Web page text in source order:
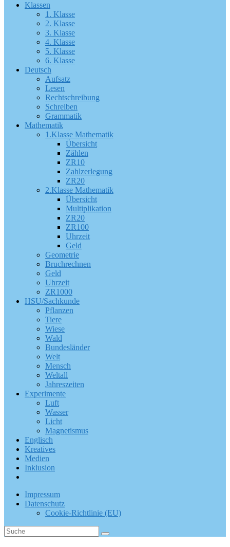
Klassen
1. Klasse
2. Klasse
3. Klasse
4. Klasse
5. Klasse
6. Klasse
Deutsch
Aufsatz
Lesen
Rechtschreibung
Schreiben
Grammatik
Mathematik
1.Klasse Mathematik
Übersicht
Zählen
ZR10
Zahlzerlegung
ZR20
2.Klasse Mathematik
Übersicht
Multiplikation
ZR20
ZR100
Uhrzeit
Geld
Geometrie
Bruchrechnen
Geld
Uhrzeit
ZR1000
HSU/Sachkunde
Pflanzen
Tiere
Wiese
Wald
Bundesländer
Welt
Mensch
Weltall
Jahreszeiten
Experimente
Luft
Wasser
Licht
Magnetismus
Englisch
Kreatives
Medien
Inklusion
Impressum
Datenschutz
Cookie-Richtlinie (EU)